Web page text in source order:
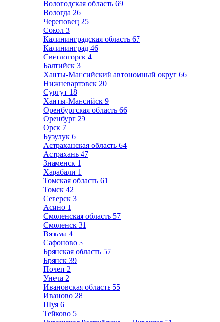
Вологодская область 69
Вологда 26
Череповец 25
Сокол 3
Калининградская область 67
Калининград 46
Светлогорск 4
Балтийск 3
Ханты-Мансийский автономный округ 66
Нижневартовск 20
Сургут 18
Ханты-Мансийск 9
Оренбургская область 66
Оренбург 29
Орск 7
Бузулук 6
Астраханская область 64
Астрахань 47
Знаменск 1
Харабали 1
Томская область 61
Томск 42
Северск 3
Асино 1
Смоленская область 57
Смоленск 31
Вязьма 4
Сафоново 3
Брянская область 57
Брянск 39
Почеп 2
Унеча 2
Ивановская область 55
Иваново 28
Шуя 6
Тейково 5